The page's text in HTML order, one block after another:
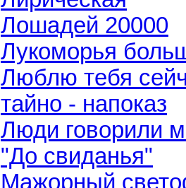
Лошадей 20000
Лукоморья
Люблю тебя
тайно - напоказ
Люди говорили
"До свиданья"
Мажорный